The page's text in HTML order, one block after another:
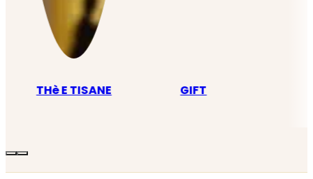
THè E TISANE GIFT